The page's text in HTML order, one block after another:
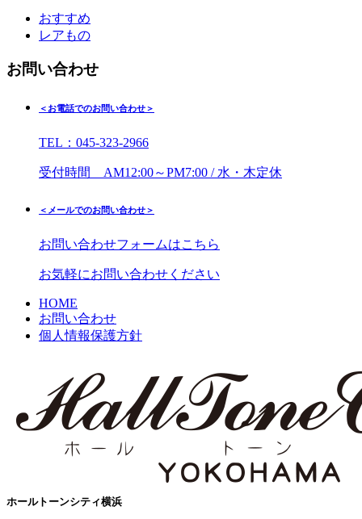
おすすめ
レアもの
お問い合わせ
＜お電話でのお問い合わせ＞
TEL：045-323-2966
受付時間 AM12:00～PM7:00 / 水・木定休
＜メールでのお問い合わせ＞
お問い合わせフォームはこちら
お気軽にお問い合わせください
HOME
お問い合わせ
個人情報保護方針
ホールトーンシティ横浜